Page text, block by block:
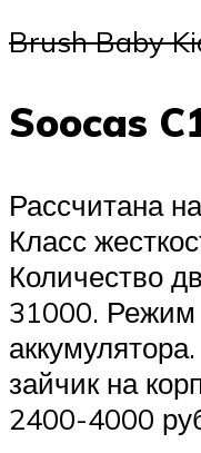
Brush Baby
Soocas
Рассчитана
Класс
Количество
31000. Режим
зайчик на
2400-4000